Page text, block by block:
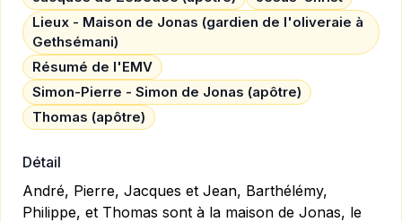
Lieux - Maison de Jonas (gardien de l'oliveraie à
Gethsémani)
Résumé de l'EMV
Simon-Pierre - Simon de Jonas (apôtre)
Thomas (apôtre)
Détail
André, Pierre, Jacques et Jean, Barthélémy,
Philippe, et Thomas sont à la maison de Jonas, le